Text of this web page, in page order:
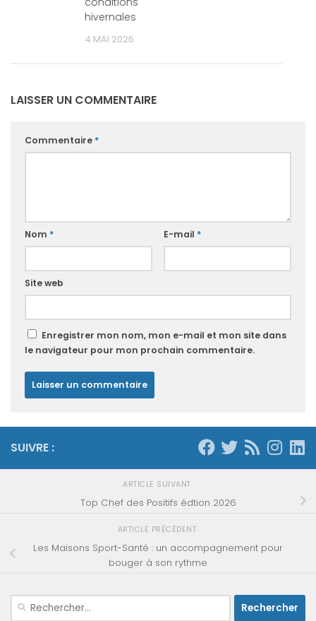
hivernales
4 MAI 2026
LAISSER UN COMMENTAIRE
Commentaire *
Nom * E-mail *
Site web
Enregistrer mon nom, mon e-mail et mon site dans
le navigateur pour mon prochain commentaire.
SUIVRE :
ARTICLE SUIVANT
Top Chef des Positifs édtion 2026
ARTICLE PRÉCÉDENT
Les Maisons Sport-Santé : un accompagnement pour
bouger à son rythme
Rechercher :